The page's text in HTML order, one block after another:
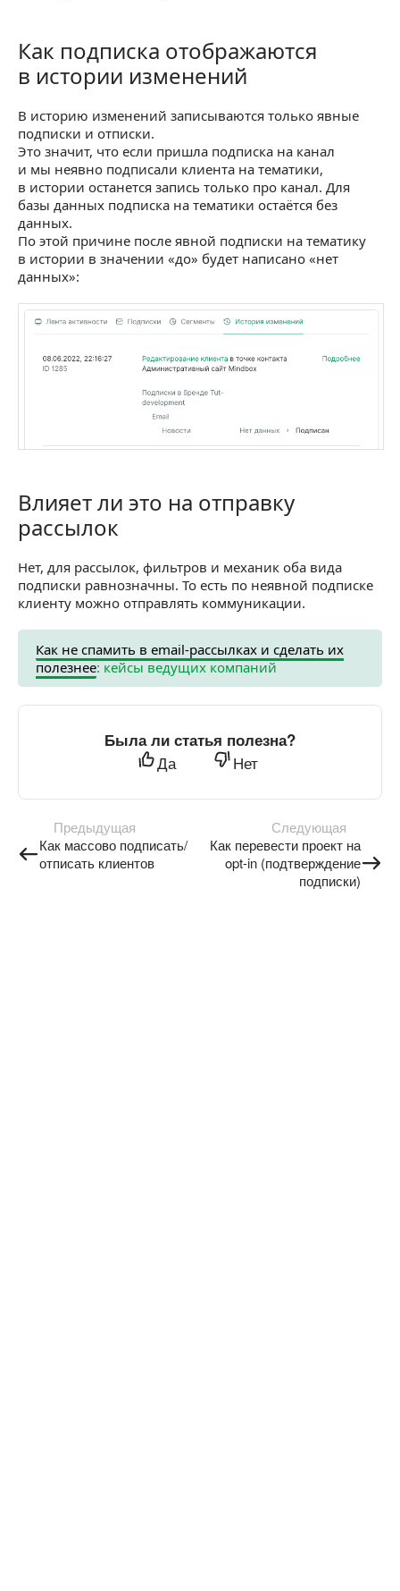
Как подписка отображаются в истории
Как подписка отображаются
в истории изменений
В историю изменений записываются только явные
подписки и отписки.
Это значит, что если пришла подписка на канал
и мы неявно подписали клиента на тематики,
в истории останется запись только про канал. Для
базы данных подписка на тематики остаётся без
данных.
По этой причине после явной подписки на тематику
в истории в значении «до» будет написано «нет
данных»:
Влияет ли это на отправку рассылок
Влияет ли это на отправку
рассылок
Нет, для рассылок, фильтров и механик оба вида
подписки равнозначны. То есть по неявной подписке
клиенту можно отправлять коммуникации.
Как не спамить в email-рассылках и сделать их
полезнее: кейсы ведущих компаний
Была ли статья полезна?
Да Нет
Предыдущая
Как массово подписать/
отписать клиентов
Следующая
Как перевести проект на
opt-in (подтверждение
подписки)